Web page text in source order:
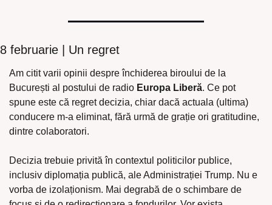
8 februarie | Un regret
Am citit varii opinii despre închiderea biroului de la
București al postului de radio Europa Liberă. Ce pot
spune este că regret decizia, chiar dacă actuala (ultima)
conducere m-a eliminat, fără urmă de grație ori gratitudine,
dintre colaboratori.
Decizia trebuie privită în contextul politicilor publice,
inclusiv diplomația publică, ale Administrației Trump. Nu e
vorba de izolaționism. Mai degrabă de o schimbare de